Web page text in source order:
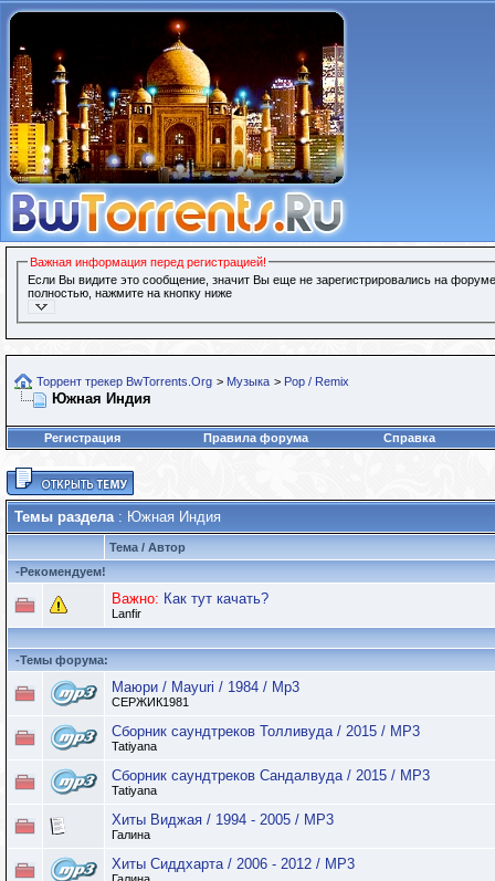
Важная информация перед регистрацией!
Если Вы видите это сообщение, значит Вы еще не зарегистрировались на
полностью, нажмите на кнопку ниже
Торрент трекер BwTorrents.Org > Музыка > Pop / Remix
Южная Индия
Регистрация Правила форума Справка
Темы раздела: Южная Индия
Тема / Автор
-Рекомендуем!
Важно: Как тут качать?
Lanfir
-Темы форума:
Маюри / Mayuri / 1984 / Mp3
СЕРЖИК1981
Сборник саундтреков Толливуда / 2015 / MP3
Tatiyana
Сборник саундтреков Сандалвуда / 2015 / MP3
Tatiyana
Хиты Виджая / 1994 - 2005 / MP3
Галина
Хиты Сиддхарта / 2006 - 2012 / MP3